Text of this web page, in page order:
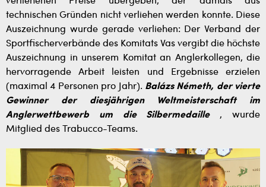
technischen Gründen nicht verliehen werden konnte. Diese
Auszeichnung wurde gerade verliehen: Der Verband der
Sportfischerverbände des Komitats Vas vergibt die höchste
Auszeichnung in unserem Komitat an Anglerkollegen, die
hervorragende Arbeit leisten und Ergebnisse erzielen
(maximal 4 Personen pro Jahr). Balázs Németh, der vierte
Gewinner der diesjährigen Weltmeisterschaft im
Anglerwettbewerb um die Silbermedaille, wurde
Mitglied des Trabucco-Teams.